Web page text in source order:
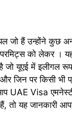
जो हैं उन्होंने कुछ
को लेकर ।
जो यूएई में इलीगल
जिन पर किसी भी
UAE Visa
तो यह जानकारी